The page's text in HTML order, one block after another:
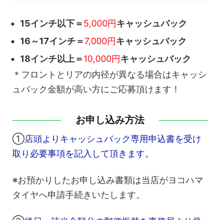
15インチ以下＝5,000円キャッシュバック
16～17インチ＝7,000円キャッシュバック
18インチ以上＝10,000円キャッシュバック
＊フロントとリアの内径が異なる場合はキャッシ
ュバック金額が高い方にご応募頂けます！
お申し込み方法
①店頭よりキャッシュバック専用申込書を受け
取り必要事項を記入して頂きます。
※お預かりしたお申し込み書類は当店がヨコハマ
タイヤへ申請手続きいたします。